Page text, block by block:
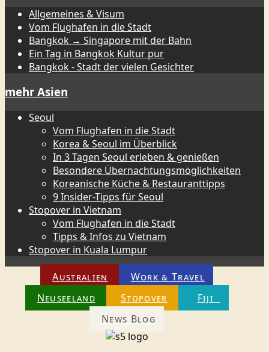
Allgemeines & Visum
Vom Flughafen in die Stadt
Bangkok → Singapore mit der Bahn
Ein Tag in Bangkok Kultur pur
Bangkok - Stadt der vielen Gesichter
mehr Asien
Seoul
Vom Flughafen in die Stadt
Korea & Seoul im Überblick
In 3 Tagen Seoul erleben & genießen
Besondere Übernachtungsmöglichkeiten
Koreanische Küche & Restauranttipps
9 Insider-Tipps für Seoul
Stopover in Vietnam
Vom Flughafen in die Stadt
Tipps & Infos zu Vietnam
Stopover in Kuala Lumpur
Australien
Work & Travel
Neuseeland
Stopover
Fiji
News Blog